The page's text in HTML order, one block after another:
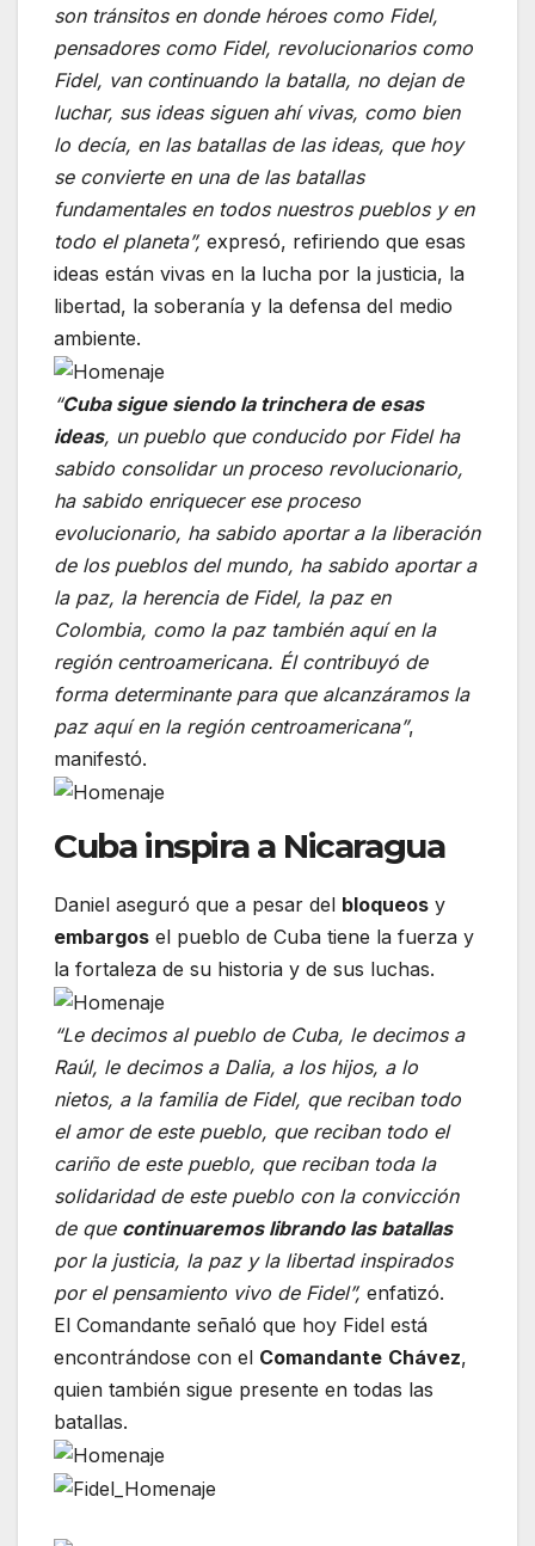
son tránsitos en donde héroes como Fidel,
pensadores como Fidel, revolucionarios como
Fidel, van continuando la batalla, no dejan de
luchar, sus ideas siguen ahí vivas, como bien
lo decía, en las batallas de las ideas, que hoy
se convierte en una de las batallas
fundamentales en todos nuestros pueblos y en
todo el planeta”, expresó, refiriendo que esas
ideas están vivas en la lucha por la justicia, la
libertad, la soberanía y la defensa del medio
ambiente.
“Cuba sigue siendo la trinchera de esas
ideas, un pueblo que conducido por Fidel ha
sabido consolidar un proceso revolucionario,
ha sabido enriquecer ese proceso
evolucionario, ha sabido aportar a la liberación
de los pueblos del mundo, ha sabido aportar a
la paz, la herencia de Fidel, la paz en
Colombia, como la paz también aquí en la
región centroamericana. Él contribuyó de
forma determinante para que alcanzáramos la
paz aquí en la región centroamericana”,
manifestó.
Cuba inspira a Nicaragua
Daniel aseguró que a pesar del bloqueos y
embargos el pueblo de Cuba tiene la fuerza y
la fortaleza de su historia y de sus luchas.
“Le decimos al pueblo de Cuba, le decimos a
Raúl, le decimos a Dalia, a los hijos, a lo
nietos, a la familia de Fidel, que reciban todo
el amor de este pueblo, que reciban todo el
cariño de este pueblo, que reciban toda la
solidaridad de este pueblo con la convicción
de que continuaremos librando las batallas
por la justicia, la paz y la libertad inspirados
por el pensamiento vivo de Fidel”, enfatizó.
El Comandante señaló que hoy Fidel está
encontrándose con el Comandante Chávez,
quien también sigue presente en todas las
batallas.